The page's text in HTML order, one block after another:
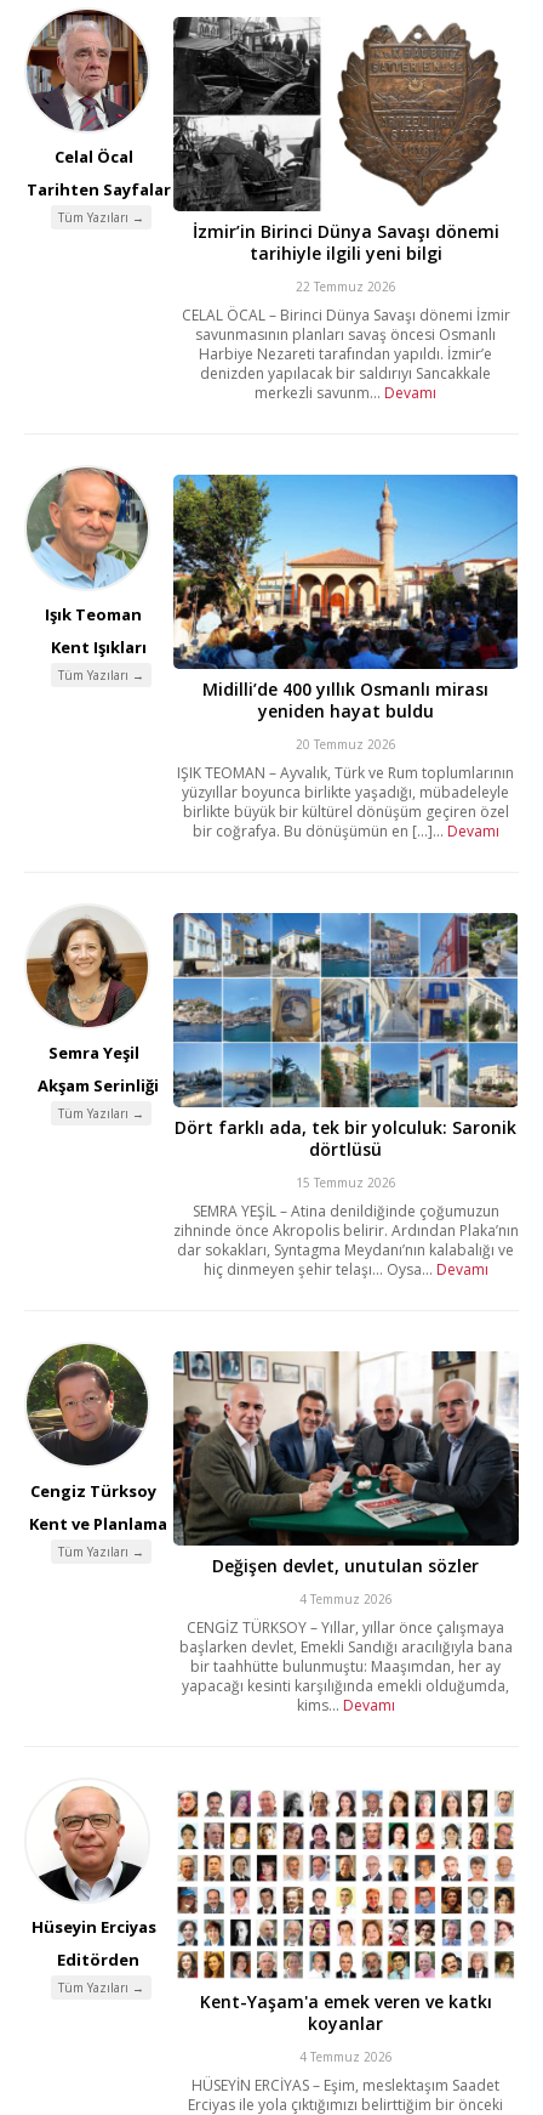
Celal Öcal
Tarihten Sayfalar
Tüm Yazıları →
İzmir’in Birinci Dünya Savaşı dönemi
tarihiyle ilgili yeni bilgi
22 Temmuz 2026
CELAL ÖCAL – Birinci Dünya Savaşı dönemi İzmir
savunmasının planları savaş öncesi Osmanlı
Harbiye Nezareti tarafından yapıldı. İzmir’e
denizden yapılacak bir saldırıyı Sancakkale
merkezli savunm... Devamı
Işık Teoman
Kent Işıkları
Tüm Yazıları →
Midilli’de 400 yıllık Osmanlı mirası
yeniden hayat buldu
20 Temmuz 2026
IŞIK TEOMAN – Ayvalık, Türk ve Rum toplumlarının
yüzyıllar boyunca birlikte yaşadığı, mübadeleyle
birlikte büyük bir kültürel dönüşüm geçiren özel
bir coğrafya. Bu dönüşümün en [...]... Devamı
Semra Yeşil
Akşam Serinliği
Tüm Yazıları →
Dört farklı ada, tek bir yolculuk: Saronik
dörtlüsü
15 Temmuz 2026
SEMRA YEŞİL – Atina denildiğinde çoğumuzun
zihninde önce Akropolis belirir. Ardından Plaka’nın
dar sokakları, Syntagma Meydanı’nın kalabalığı ve
hiç dinmeyen şehir telaşı… Oysa... Devamı
Cengiz Türksoy
Kent ve Planlama
Tüm Yazıları →
Değişen devlet, unutulan sözler
4 Temmuz 2026
CENGİZ TÜRKSOY – Yıllar, yıllar önce çalışmaya
başlarken devlet, Emekli Sandığı aracılığıyla bana
bir taahhütte bulunmuştu: Maaşımdan, her ay
yapacağı kesinti karşılığında emekli olduğumda,
kims... Devamı
Hüseyin Erciyas
Editörden
Tüm Yazıları →
Kent-Yaşam'a emek veren ve katkı
koyanlar
4 Temmuz 2026
HÜSEYİN ERCİYAS – Eşim, meslektaşım Saadet
Erciyas ile yola çıktığımızı belirttiğim bir önceki